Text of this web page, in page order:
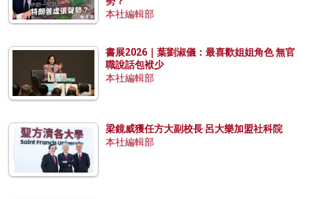
本社編輯部
書展2026｜葉劉淑儀：最喜歡姐姐角色 無官
職說話包袱少
本社編輯部
梁鏡威獲任方大副校長 呂大樂加盟社科院
本社編輯部